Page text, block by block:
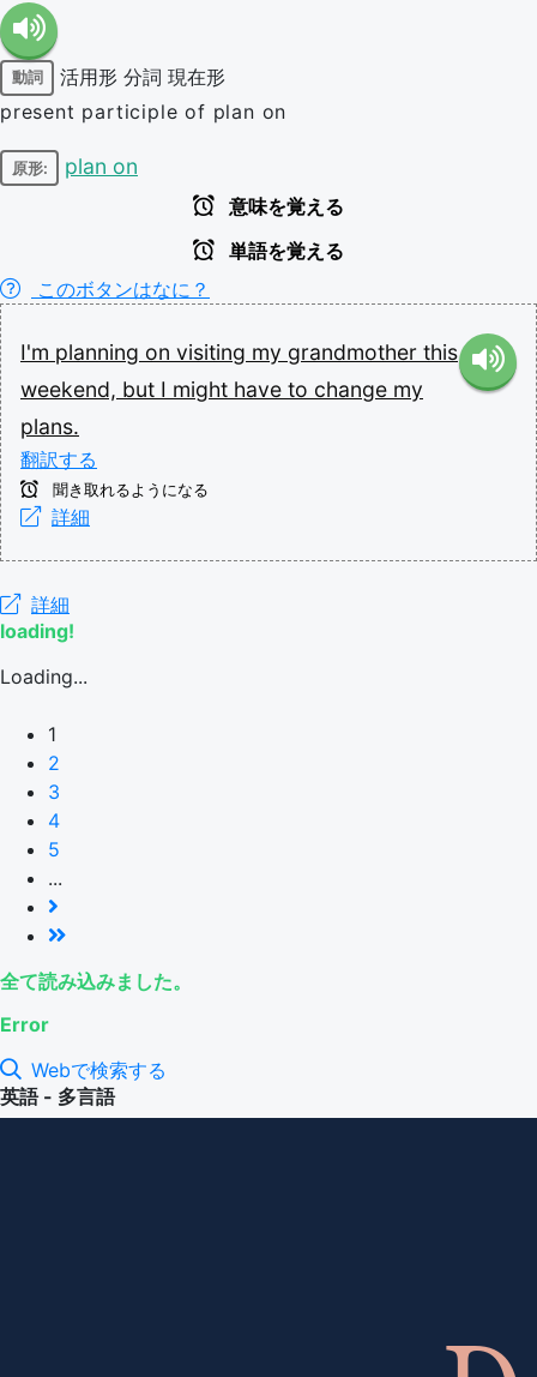
動詞 活用形 分詞 現在形
present participle of plan on
原形: plan on
意味を覚える
単語を覚える
このボタンはなに？
I'm planning on visiting my grandmother this
weekend, but I might have to change my
plans.
翻訳する
聞き取れるようになる
詳細
詳細
loading!
Loading...
1
2
3
4
5
...
全て読み込みました。
Error
Webで検索する
英語 - 多言語